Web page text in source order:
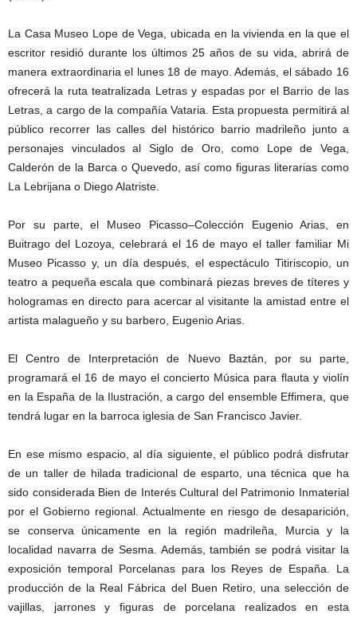
La Casa Museo Lope de Vega, ubicada en la vivienda en la que el
escritor residió durante los últimos 25 años de su vida, abrirá de
manera extraordinaria el lunes 18 de mayo. Además, el sábado 16
ofrecerá la ruta teatralizada Letras y espadas por el Barrio de las
Letras, a cargo de la compañía Vataria. Esta propuesta permitirá al
público recorrer las calles del histórico barrio madrileño junto a
personajes vinculados al Siglo de Oro, como Lope de Vega,
Calderón de la Barca o Quevedo, así como figuras literarias como
La Lebrijana o Diego Alatriste.
Por su parte, el Museo Picasso–Colección Eugenio Arias, en
Buitrago del Lozoya, celebrará el 16 de mayo el taller familiar Mi
Museo Picasso y, un día después, el espectáculo Titiriscopio, un
teatro a pequeña escala que combinará piezas breves de títeres y
hologramas en directo para acercar al visitante la amistad entre el
artista malagueño y su barbero, Eugenio Arias.
El Centro de Interpretación de Nuevo Baztán, por su parte,
programará el 16 de mayo el concierto Música para flauta y violín
en la España de la Ilustración, a cargo del ensemble Effimera, que
tendrá lugar en la barroca iglesia de San Francisco Javier.
En ese mismo espacio, al día siguiente, el público podrá disfrutar
de un taller de hilada tradicional de esparto, una técnica que ha
sido considerada Bien de Interés Cultural del Patrimonio Inmaterial
por el Gobierno regional. Actualmente en riesgo de desaparición,
se conserva únicamente en la región madrileña, Murcia y la
localidad navarra de Sesma. Además, también se podrá visitar la
exposición temporal Porcelanas para los Reyes de España. La
producción de la Real Fábrica del Buen Retiro, una selección de
vajillas, jarrones y figuras de porcelana realizados en esta